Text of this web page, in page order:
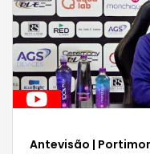
Antevisão |